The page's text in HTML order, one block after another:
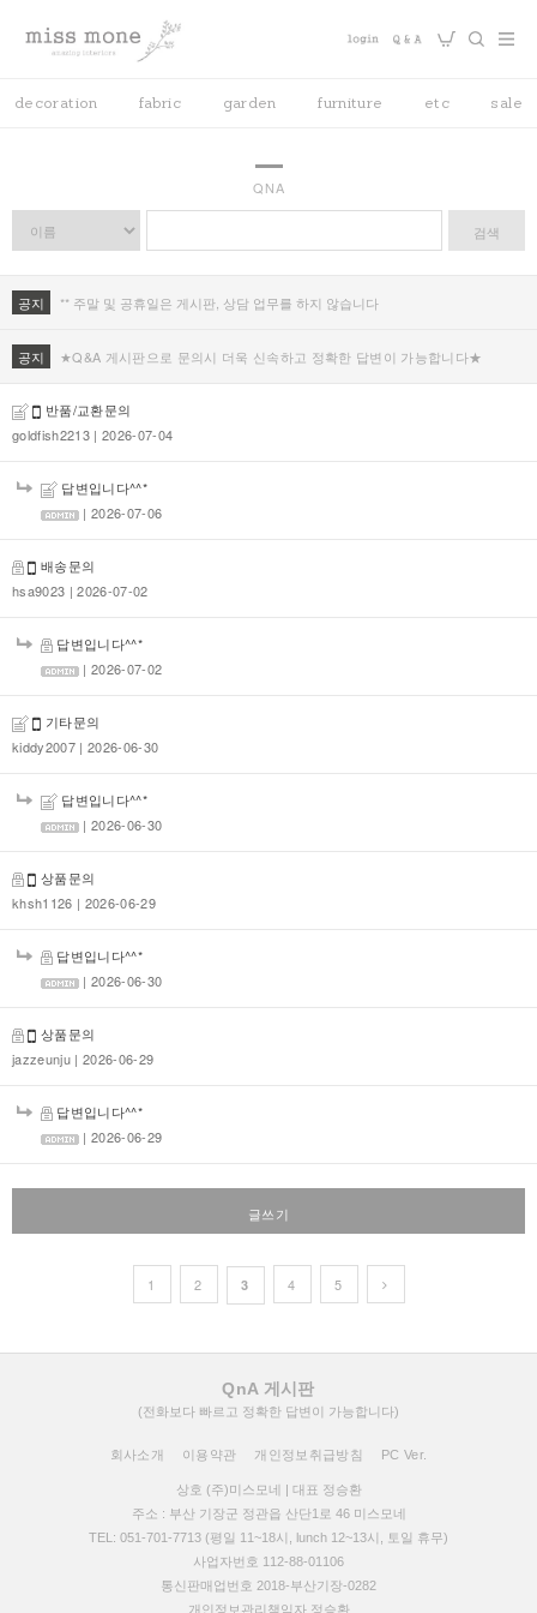
decoration fabric garden furniture etc sale
QNA
검색
공지 ** 주말 및 공휴일은 게시판, 상담 업무를 하지 않습니다
공지 ★Q&A 게시판으로 문의시 더욱 신속하고 정확한 답변이 가능합니다★
반품/교환문의
goldfish2213 | 2026-07-04
답변입니다^^*
| 2026-07-06
배송문의
hsa9023 | 2026-07-02
답변입니다^^*
| 2026-07-02
기타문의
kiddy2007 | 2026-06-30
답변입니다^^*
| 2026-06-30
상품문의
khsh1126 | 2026-06-29
답변입니다^^*
| 2026-06-30
상품문의
jazzeunju | 2026-06-29
답변입니다^^*
| 2026-06-29
글쓰기
1 2 3 4 5
QnA 게시판
(전화보다 빠르고 정확한 답변이 가능합니다)
회사소개 이용약관 개인정보취급방침 PC Ver.
상호 (주)미스모네 | 대표 정승환
주소 : 부산 기장군 정관읍 산단1로 46 미스모네
TEL: 051-701-7713 (평일 11~18시, lunch 12~13시, 토일 휴무)
사업자번호 112-88-01106
통신판매업번호 2018-부산기장-0282
개인정보관리책임자 정승환